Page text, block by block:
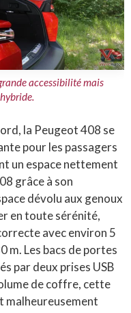
accessibilité mais
la Peugeot 408 se
pour les passagers
un espace nettement
grâce à son
dévolu aux genoux
en toute sérénité,
avec environ 5
m. Les bacs de portes
par deux prises USB
de coffre, cette
malheureusement